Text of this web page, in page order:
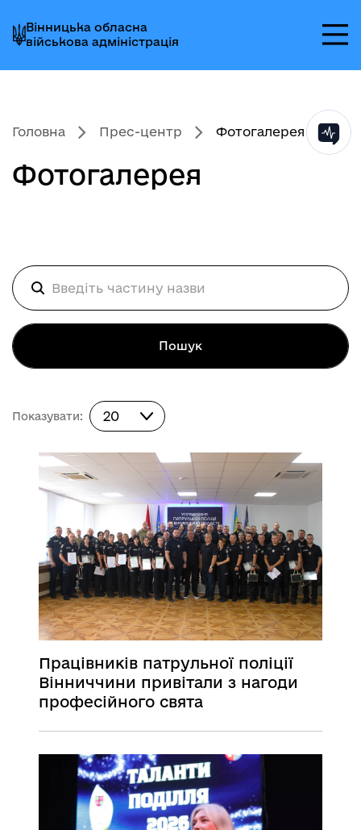
до
головного
меню
до
головного
вмісту
до
головного
колонтитула
Вінницька обласна
військова адміністрація
Головна Прес-центр Фотогалерея
Фотогалерея
Пошук
Показувати: Показувати:
20
Працівників патрульної поліції
Вінниччини привітали з нагоди
професійного свята